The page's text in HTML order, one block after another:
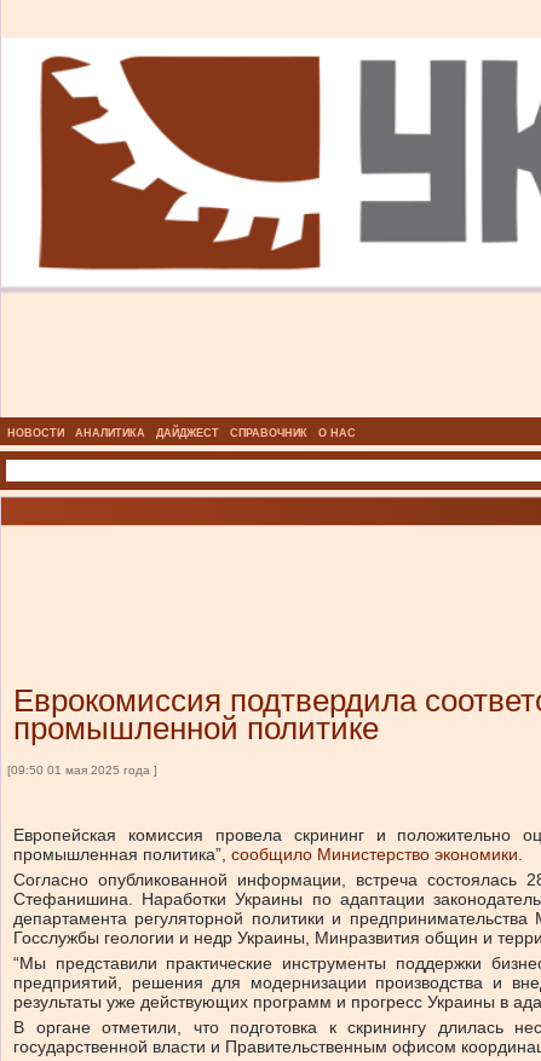
НОВОСТИ АНАЛИТИКА ДАЙДЖЕСТ СПРАВОЧНИК О НАС
Еврокомиссия подтвердила
промышленной политике
[09:50 01 мая 2025 года ]
Европейская комиссия провела скрининг и положительно
промышленная политика”, сообщило Министерство экономики.
Согласно опубликованной информации, встреча
Стефанишина. Наработки Украины по адаптации
департамента регуляторной политики и
Госслужбы геологии и недр Украины, Минразвития общин и
“Мы представили практические инструменты поддержки
предприятий, решения для модернизации производства и
результаты уже действующих программ и прогресс Украины в
В органе отметили, что подготовка к скринингу длилась
государственной власти и Правительственным офисом